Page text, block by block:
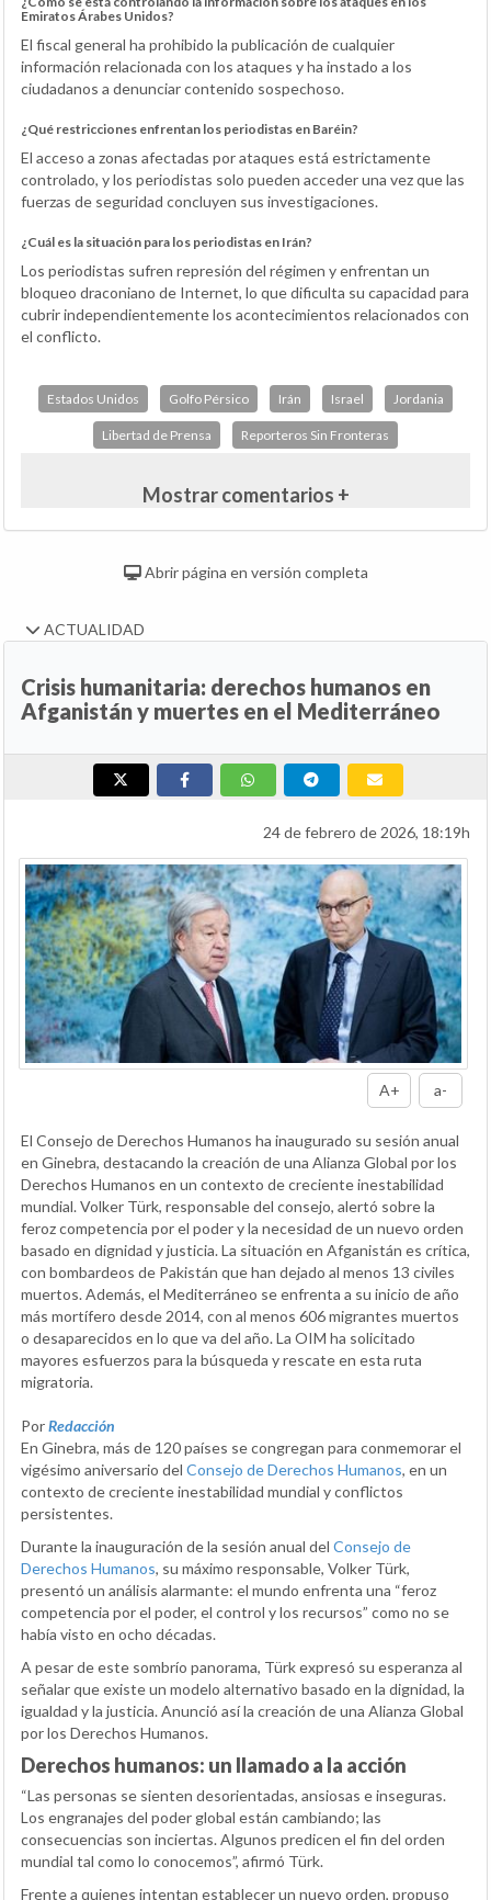
Emiratos Árabes Unidos?
El fiscal general ha prohibido la publicación de cualquier
información relacionada con los ataques y ha instado a los
ciudadanos a denunciar contenido sospechoso.
¿Qué restricciones enfrentan los periodistas en Baréin?
El acceso a zonas afectadas por ataques está estrictamente
controlado, y los periodistas solo pueden acceder una vez que las
fuerzas de seguridad concluyen sus investigaciones.
¿Cuál es la situación para los periodistas en Irán?
Los periodistas sufren represión del régimen y enfrentan un
bloqueo draconiano de Internet, lo que dificulta su capacidad para
cubrir independientemente los acontecimientos relacionados con
el conflicto.
Estados Unidos Golfo Pérsico Irán Israel Jordania
Libertad de Prensa Reporteros Sin Fronteras
Mostrar comentarios +
Abrir página en versión completa
ACTUALIDAD
Crisis humanitaria: derechos humanos en
Afganistán y muertes en el Mediterráneo
24 de febrero de 2026, 18:19h
A+ a-
El Consejo de Derechos Humanos ha inaugurado su sesión anual
en Ginebra, destacando la creación de una Alianza Global por los
Derechos Humanos en un contexto de creciente inestabilidad
mundial. Volker Türk, responsable del consejo, alertó sobre la
feroz competencia por el poder y la necesidad de un nuevo orden
basado en dignidad y justicia. La situación en Afganistán es crítica,
con bombardeos de Pakistán que han dejado al menos 13 civiles
muertos. Además, el Mediterráneo se enfrenta a su inicio de año
más mortífero desde 2014, con al menos 606 migrantes muertos
o desaparecidos en lo que va del año. La OIM ha solicitado
mayores esfuerzos para la búsqueda y rescate en esta ruta
migratoria.
PorRedacción
En Ginebra, más de 120 países se congregan para conmemorar el
vigésimo aniversario del Consejo de Derechos Humanos, en un
contexto de creciente inestabilidad mundial y conflictos
persistentes.
Durante la inauguración de la sesión anual del Consejo de
Derechos Humanos, su máximo responsable, Volker Türk,
presentó un análisis alarmante: el mundo enfrenta una “feroz
competencia por el poder, el control y los recursos” como no se
había visto en ocho décadas.
A pesar de este sombrío panorama, Türk expresó su esperanza al
señalar que existe un modelo alternativo basado en la dignidad, la
igualdad y la justicia. Anunció así la creación de una Alianza Global
por los Derechos Humanos.
Derechos humanos: un llamado a la acción
“Las personas se sienten desorientadas, ansiosas e inseguras.
Los engranajes del poder global están cambiando; las
consecuencias son inciertas. Algunos predicen el fin del orden
mundial tal como lo conocemos”, afirmó Türk.
Frente a quienes intentan establecer un nuevo orden, propuso